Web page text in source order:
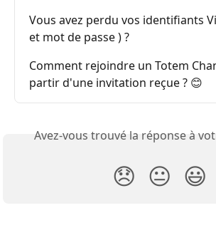
Vous avez perdu vos identifiants
et mot de passe ) ?
Comment rejoindre un Totem
partir d'une invitation reçue ? 😊
Avez-vous trouvé la réponse à
😞 😐 😃